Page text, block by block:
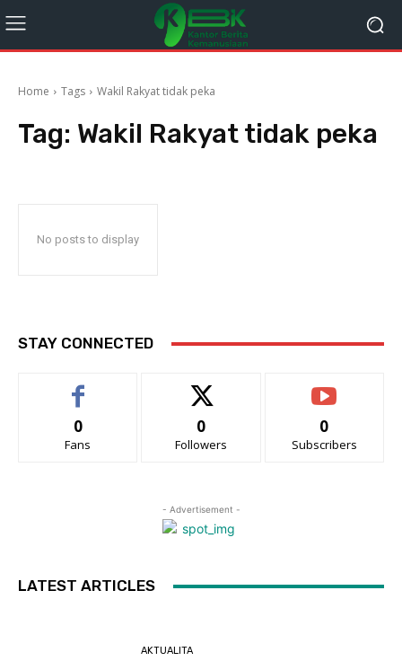
Home Tags Wakil Rakyat tidak peka
Tag: Wakil Rakyat tidak peka
No posts to display
STAY CONNECTED
0
Fans
0
Followers
0
Subscribers
- Advertisement -
LATEST ARTICLES
AKTUALITA